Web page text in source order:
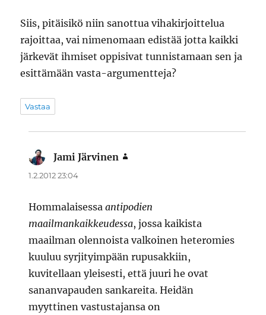
Siis, pitäisikö niin sanottua vihakirjoittelua
rajoittaa, vai nimenomaan edistää jotta kaikki
järkevät ihmiset oppisivat tunnistamaan sen ja
esittämään vasta-argumentteja?
Vastaa
Jami Järvinen
1.2.2012 23:04
Hommalaisessaantipodien
maailmankaikkeudessa, jossa kaikista
maailman olennoista valkoinen heteromies
kuuluu syrjityimpään rupusakkiin,
kuvitellaan yleisesti, että juuri he ovat
sananvapauden sankareita. Heidän
myyttinen vastustajansa on